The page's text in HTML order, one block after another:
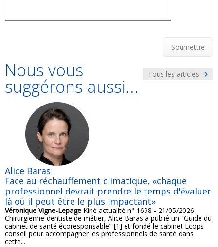
Soumettre
Tous les articles
Nous vous
suggérons aussi...
Alice Baras :
Face au réchauffement climatique, «chaque
professionnel devrait prendre le temps d'évaluer
là où il peut être le plus impactant»
Véronique Vigne-Lepage Kiné actualité n° 1698 - 21/05/2026
Chirurgienne-dentiste de métier, Alice Baras a publié un "Guide du
cabinet de santé écoresponsable" [1] et fondé le cabinet Ecops
conseil pour accompagner les professionnels de santé dans
cette...